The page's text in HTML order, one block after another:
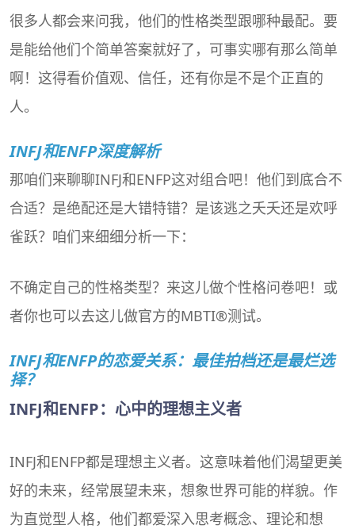
很多人都会来问我，他们的性格类型跟哪种最配。要
是能给他们个简单答案就好了，可事实哪有那么简单
啊！这得看价值观、信任，还有你是不是个正直的
人。
INFJ和ENFP深度解析
那咱们来聊聊INFJ和ENFP这对组合吧！他们到底合不
合适？是绝配还是大错特错？是该逃之夭夭还是欢呼
雀跃？咱们来细细分析一下：
不确定自己的性格类型？来这儿做个性格问卷吧！或
者你也可以去这儿做官方的MBTI®测试。
INFJ和ENFP的恋爱关系：最佳拍档还是最烂选
择？
INFJ和ENFP：心中的理想主义者
INFJ和ENFP都是理想主义者。这意味着他们渴望更美
好的未来，经常展望未来，想象世界可能的样貌。作
为直觉型人格，他们都爱深入思考概念、理论和想